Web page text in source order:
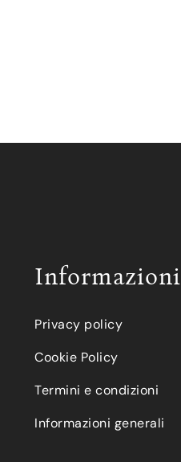
Informazioni
Privacy policy
Cookie Policy
Termini e condizioni
Informazioni generali